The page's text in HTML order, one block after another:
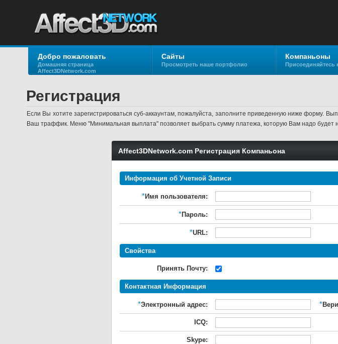
Добро пожаловать
Домашняя страница
Affect3DNetwork.com
Сайты
Просмотреть наше портфолио
Компаньоны
Присоединяйтесь
Регистрация
Если Вы хотите зарегистрироваться суб-аккаунтам, пожалуйста, заполните приведенную ниже
Ваш траффик. Меню "Минимальная выплата" позволяет выбрать сумму платежа, которую Вам надо будет
Affect3DNetwork.com Регистрация Компаньона
Информация об Учетной Записи
*Имя пользователя:
*Пароль:
*URL:
Свойства
Принять Почту:
Контактная Информация
*Электронный адрес: *
ICQ:
Skype: